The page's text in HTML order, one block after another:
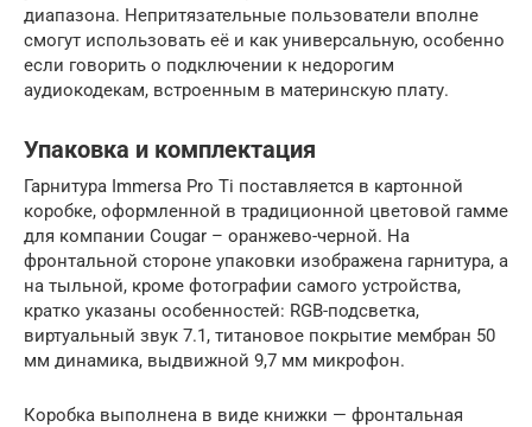
диапазона. Непритязательные пользователи вполне
смогут использовать её и как универсальную, особенно
если говорить о подключении к недорогим
аудиокодекам, встроенным в материнскую плату.
Упаковка и комплектация
Гарнитура Immersa Pro Ti поставляется в картонной
коробке, оформленной в традиционной цветовой гамме
для компании Cougar – оранжево-черной. На
фронтальной стороне упаковки изображена гарнитура, а
на тыльной, кроме фотографии самого устройства,
кратко указаны особенностей: RGB-подсветка,
виртуальный звук 7.1, титановое покрытие мембран 50
мм динамика, выдвижной 9,7 мм микрофон.
Коробка выполнена в виде книжки — фронтальная